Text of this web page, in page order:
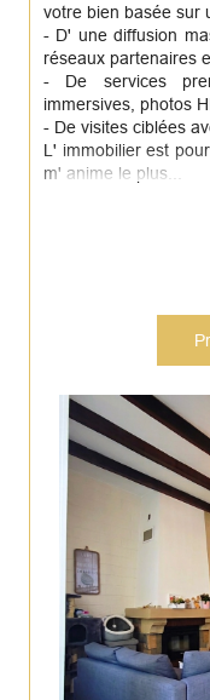
votre bien basée sur
- D' une diffusion
réseaux partenaires
- De services
immersives, photos
- De visites ciblées
L' immobilier est
m' anime le plus...